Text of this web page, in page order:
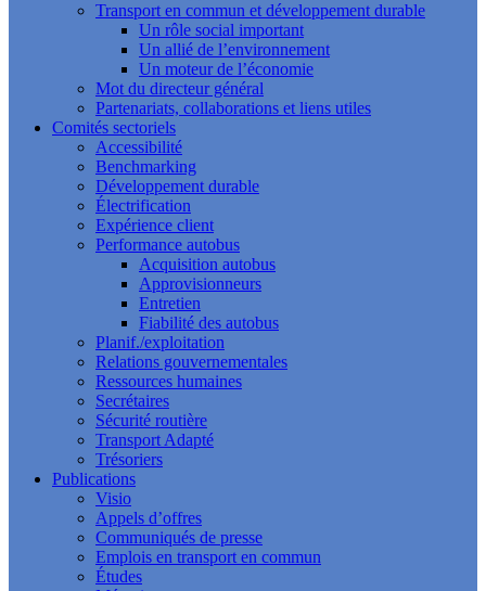
Transport en commun et développement durable
Un rôle social important
Un allié de l’environnement
Un moteur de l’économie
Mot du directeur général
Partenariats, collaborations et liens utiles
Comités sectoriels
Accessibilité
Benchmarking
Développement durable
Électrification
Expérience client
Performance autobus
Acquisition autobus
Approvisionneurs
Entretien
Fiabilité des autobus
Planif./exploitation
Relations gouvernementales
Ressources humaines
Secrétaires
Sécurité routière
Transport Adapté
Trésoriers
Publications
Visio
Appels d’offres
Communiqués de presse
Emplois en transport en commun
Études